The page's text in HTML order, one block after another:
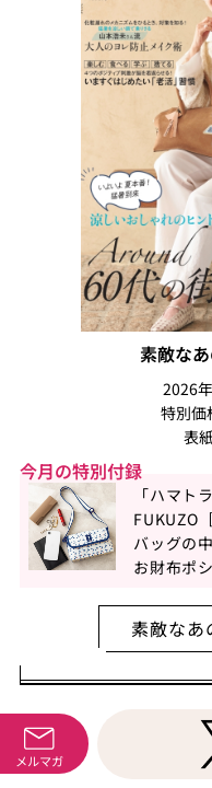
素敵な
2026
特別価
表
今月の特別付録
「ハマト
FUKUZO
バッグの
お財布ポ
素敵な
メルマガ